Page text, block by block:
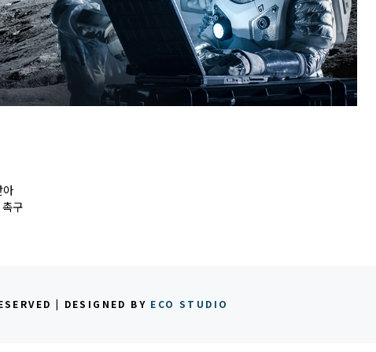
아
구
| DESIGNED BY ECO STUDIO